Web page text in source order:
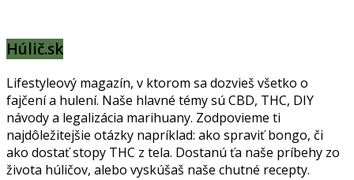
Húlič.sk
Lifestyleový magazín, v ktorom sa dozvieš všetko o
fajčení a hulení. Naše hlavné témy sú CBD, THC, DIY
návody a legalizácia marihuany. Zodpovieme ti
najdôležitejšie otázky napríklad: ako spraviť bongo, či
ako dostať stopy THC z tela. Dostanú ťa naše príbehy zo
života húličov, alebo vyskúšaš naše chutné recepty.